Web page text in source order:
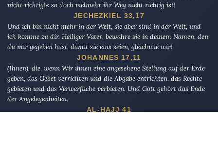
nicht richtig!« so doch vielmehr ihr Weg nicht richtig ist!
JECHEZKIEL 33,17
Und ich bin nicht mehr in der Welt, sie aber sind in der Welt, und
ich komme zu dir. Heiliger Vater, bewahre sie in deinem Namen, den
du mir gegeben hast, damit sie eins seien, gleichwie wir!
JOHANNES 17,11
(Ihnen), die, wenn Wir ihnen eine angesehene Stellung auf der Erde
geben, das Gebet verrichten und die Abgabe entrichten, das Rechte
gebieten und das Verwerfliche verbieten. Und Gott gehört das Ende
der Angelegenheiten.
AL-HAJJ 41